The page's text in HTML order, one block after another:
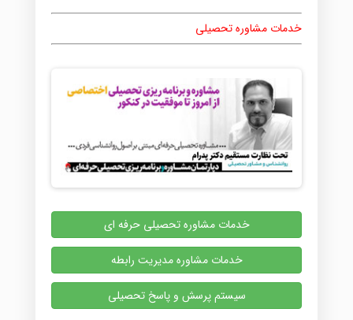
خدمات مشاوره تحصیلی
خدمات مشاوره تحصیلی حرفه ای
خدمات مشاوره مدیریت رابطه
سیستم پرسش و پاسخ تحصیلی